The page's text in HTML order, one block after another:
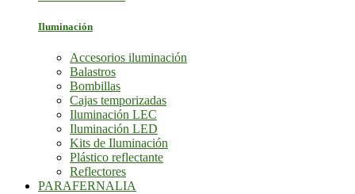
Iluminación
Accesorios iluminación
Balastros
Bombillas
Cajas temporizadas
Iluminación LEC
Iluminación LED
Kits de Iluminación
Plástico reflectante
Reflectores
PARAFERNALIA